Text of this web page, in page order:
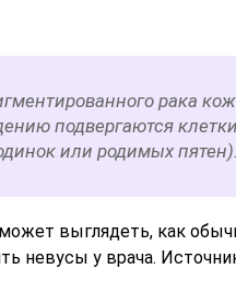
рака
подвергаются
или родимых пятен).
выглядеть, как
невусы у врача.